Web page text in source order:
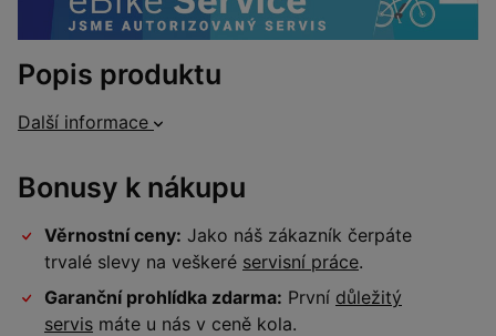
Popis produktu
Další informace
Bonusy k nákupu
Věrnostní ceny: Jako náš zákazník čerpáte
trvalé slevy na veškeré servisní práce.
Garanční prohlídka zdarma: První důležitý
servis máte u nás v ceně kola.